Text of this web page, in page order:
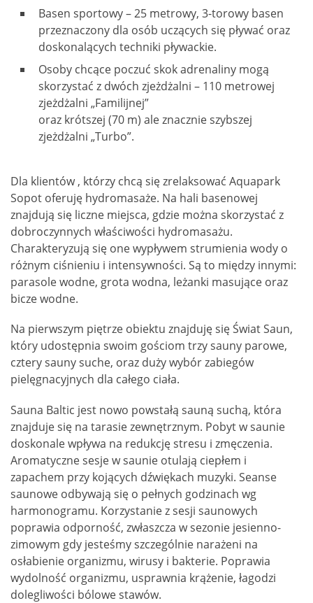
Basen sportowy – 25 metrowy, 3-torowy basen
przeznaczony dla osób uczących się pływać oraz
doskonalących techniki pływackie.
Osoby chcące poczuć skok adrenaliny mogą
skorzystać z dwóch zjeżdżalni – 110 metrowej
zjeżdżalni „Familijnej”
oraz krótszej (70 m) ale znacznie szybszej
zjeżdżalni „Turbo”.
Dla klientów , którzy chcą się zrelaksować Aquapark
Sopot oferuję hydromasaże. Na hali basenowej
znajdują się liczne miejsca, gdzie można skorzystać z
dobroczynnych właściwości hydromasażu.
Charakteryzują się one wypływem strumienia wody o
różnym ciśnieniu i intensywności. Są to między innymi:
parasole wodne, grota wodna, leżanki masujące oraz
bicze wodne.
Na pierwszym piętrze obiektu znajduję się Świat Saun,
który udostępnia swoim gościom trzy sauny parowe,
cztery sauny suche, oraz duży wybór zabiegów
pielęgnacyjnych dla całego ciała.
Sauna Baltic jest nowo powstałą sauną suchą, która
znajduje się na tarasie zewnętrznym. Pobyt w saunie
doskonale wpływa na redukcję stresu i zmęczenia.
Aromatyczne sesje w saunie otulają ciepłem i
zapachem przy kojących dźwiękach muzyki. Seanse
saunowe odbywają się o pełnych godzinach wg
harmonogramu. Korzystanie z sesji saunowych
poprawia odporność, zwłaszcza w sezonie jesienno-
zimowym gdy jesteśmy szczególnie narażeni na
osłabienie organizmu, wirusy i bakterie. Poprawia
wydolność organizmu, usprawnia krążenie, łagodzi
dolegliwości bólowe stawów.